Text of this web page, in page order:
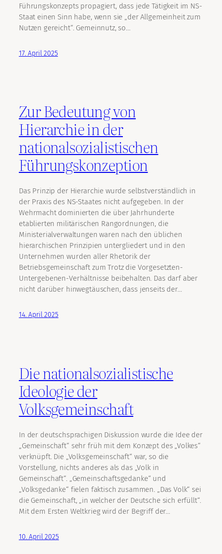
Führungskonzepts propagiert, dass jede Tätigkeit im NS-
Staat einen Sinn habe, wenn sie „der Allgemeinheit zum
Nutzen gereicht“. Gemeinnutz, so…
17. April 2025
Zur Bedeutung von
Hierarchie in der
nationalsozialistischen
Führungskonzeption
Das Prinzip der Hierarchie wurde selbstverständlich in
der Praxis des NS-Staates nicht aufgegeben. In der
Wehrmacht dominierten die über Jahrhunderte
etablierten militärischen Rangordnungen, die
Ministerialverwaltungen waren nach den üblichen
hierarchischen Prinzipien untergliedert und in den
Unternehmen wurden aller Rhetorik der
Betriebsgemeinschaft zum Trotz die Vorgesetzten-
Untergebenen-Verhältnisse beibehalten. Das darf aber
nicht darüber hinwegtäuschen, dass jenseits der…
14. April 2025
Die nationalsozialistische
Ideologie der
Volksgemeinschaft
In der deutschsprachigen Diskussion wurde die Idee der
„Gemeinschaft“ sehr früh mit dem Konzept des „Volkes“
verknüpft. Die „Volksgemeinschaft“ war, so die
Vorstellung, nichts anderes als das „Volk in
Gemeinschaft“. „Gemeinschaftsgedanke“ und
„Volksgedanke“ fielen faktisch zusammen. „Das Volk“ sei
die Gemeinschaft, „in welcher der Deutsche sich erfüllt“.
Mit dem Ersten Weltkrieg wird der Begriff der…
10. April 2025